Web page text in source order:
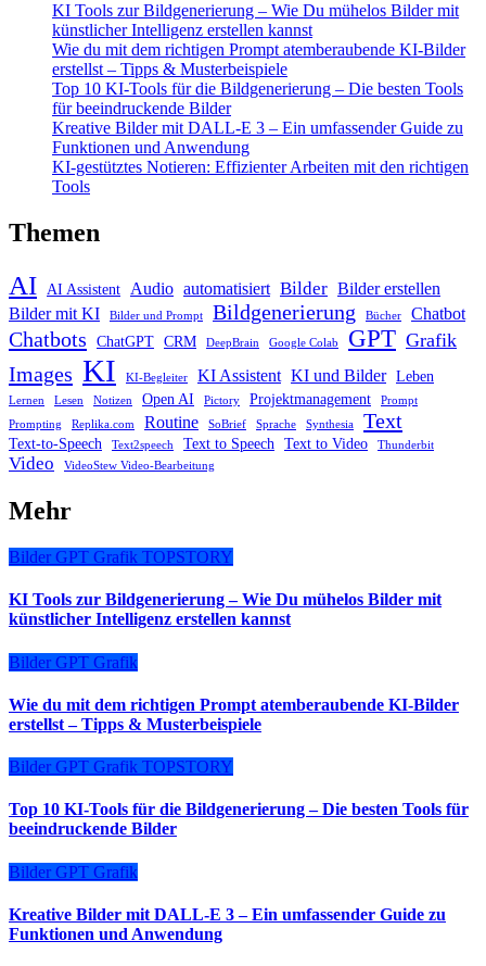
KI Tools zur Bildgenerierung – Wie Du mühelos Bilder mit
künstlicher Intelligenz erstellen kannst
Wie du mit dem richtigen Prompt atemberaubende KI-Bilder
erstellst – Tipps & Musterbeispiele
Top 10 KI-Tools für die Bildgenerierung – Die besten Tools
für beeindruckende Bilder
Kreative Bilder mit DALL-E 3 – Ein umfassender Guide zu
Funktionen und Anwendung
KI-gestütztes Notieren: Effizienter Arbeiten mit den richtigen
Tools
Themen
AI AI Assistent Audio automatisiert Bilder Bilder erstellen
Bilder mit KI
Bilder und Prompt Bildgenerierung Bücher Chatbot
Chatbots ChatGPT CRM DeepBrain Google Colab GPT Grafik
Images KI KI-Begleiter KI Assistent KI und Bilder Leben
Lernen Lesen Notizen Open AI Pictory Projektmanagement
Prompt
Prompting
Replika.com Routine SoBrief Sprache Synthesia Text
Text-to-Speech Text2speech Text to Speech Text to Video Thunderbit
Video VideoStew Video-Bearbeitung
Mehr
Bilder GPT Grafik TOPSTORY
KI Tools zur Bildgenerierung – Wie Du mühelos Bilder mit
künstlicher Intelligenz erstellen kannst
Bilder GPT Grafik
Wie du mit dem richtigen Prompt atemberaubende KI-Bilder
erstellst – Tipps & Musterbeispiele
Bilder GPT Grafik TOPSTORY
Top 10 KI-Tools für die Bildgenerierung – Die besten Tools für
beeindruckende Bilder
Bilder GPT Grafik
Kreative Bilder mit DALL-E 3 – Ein umfassender Guide zu
Funktionen und Anwendung